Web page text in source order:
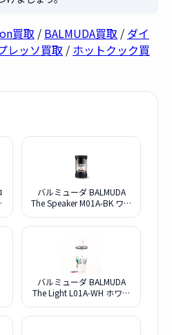
買取 / BALMUDA買取 / ダイ
レッソ買取 / ホットクック買
バルミューダ BALMUDA
The Speaker M01A-BK ワイ
バルミューダ BALMUDA
The Light L01A-WH ホワイ